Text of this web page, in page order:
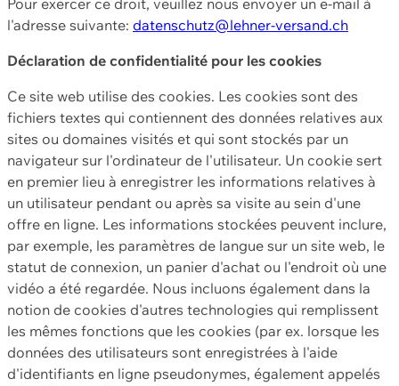
l'adresse suivante: datenschutz@lehner-versand.ch
Déclaration de confidentialité pour les cookies
Ce site web utilise des cookies. Les cookies sont des
fichiers textes qui contiennent des données relatives aux
sites ou domaines visités et qui sont stockés par un
navigateur sur l'ordinateur de l'utilisateur. Un cookie sert
en premier lieu à enregistrer les informations relatives à
un utilisateur pendant ou après sa visite au sein d'une
offre en ligne. Les informations stockées peuvent inclure,
par exemple, les paramètres de langue sur un site web, le
statut de connexion, un panier d'achat ou l'endroit où une
vidéo a été regardée. Nous incluons également dans la
notion de cookies d'autres technologies qui remplissent
les mêmes fonctions que les cookies (par ex. lorsque les
données des utilisateurs sont enregistrées à l'aide
d'identifiants en ligne pseudonymes, également appelés